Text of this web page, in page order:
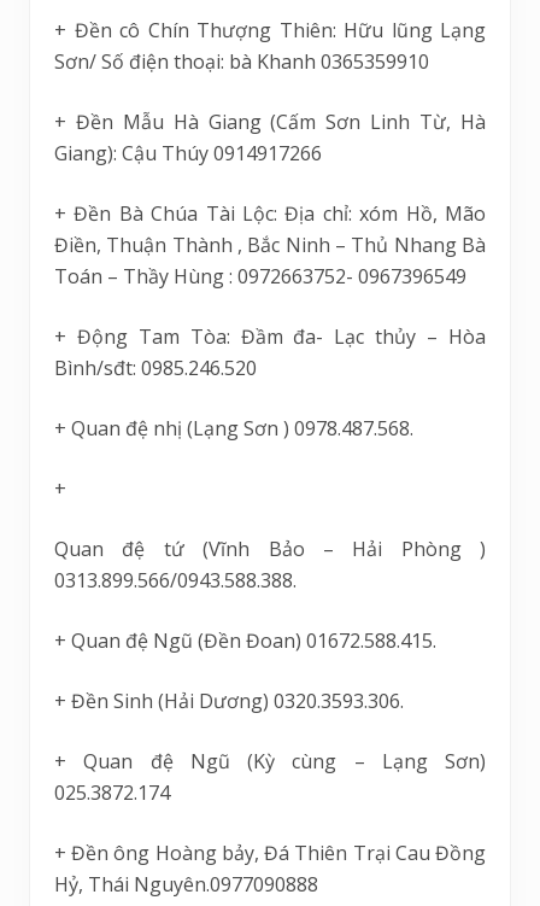
+ Đền cô Chín Thượng Thiên: Hữu lũng Lạng
Sơn/ Số điện thoại: bà Khanh 0365359910
+ Đền Mẫu Hà Giang (Cấm Sơn Linh Từ, Hà
Giang): Cậu Thúy 0914917266
+ Đền Bà Chúa Tài Lộc: Địa chỉ: xóm Hồ, Mão
Điền, Thuận Thành , Bắc Ninh – Thủ Nhang Bà
Toán – Thầy Hùng : 0972663752- 0967396549
+ Động Tam Tòa: Đầm đa- Lạc thủy – Hòa
Bình/sđt: 0985.246.520
+ Quan đệ nhị (Lạng Sơn ) 0978.487.568.
+
Quan đệ tứ (Vĩnh Bảo – Hải Phòng )
0313.899.566/0943.588.388.
+ Quan đệ Ngũ (Đền Đoan) 01672.588.415.
+ Đền Sinh (Hải Dương) 0320.3593.306.
+ Quan đệ Ngũ (Kỳ cùng – Lạng Sơn)
025.3872.174
+ Đền ông Hoàng bảy, Đá Thiên Trại Cau Đồng
Hỷ, Thái Nguyên.0977090888